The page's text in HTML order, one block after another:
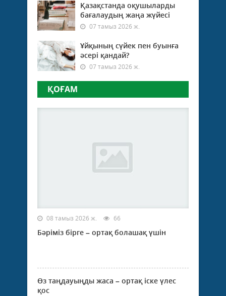
Қазақстанда оқушыларды
бағалаудың жаңа жүйесі
07 тамыз 2026 ж.
Ұйқының сүйек пен буынға
әсері қандай?
07 тамыз 2026 ж.
ҚОҒАМ
08 тамыз 2026 ж. 66
Бәріміз бірге – ортақ болашақ үшін
Өз таңдауыңды жаса – ортақ іске үлес
қос